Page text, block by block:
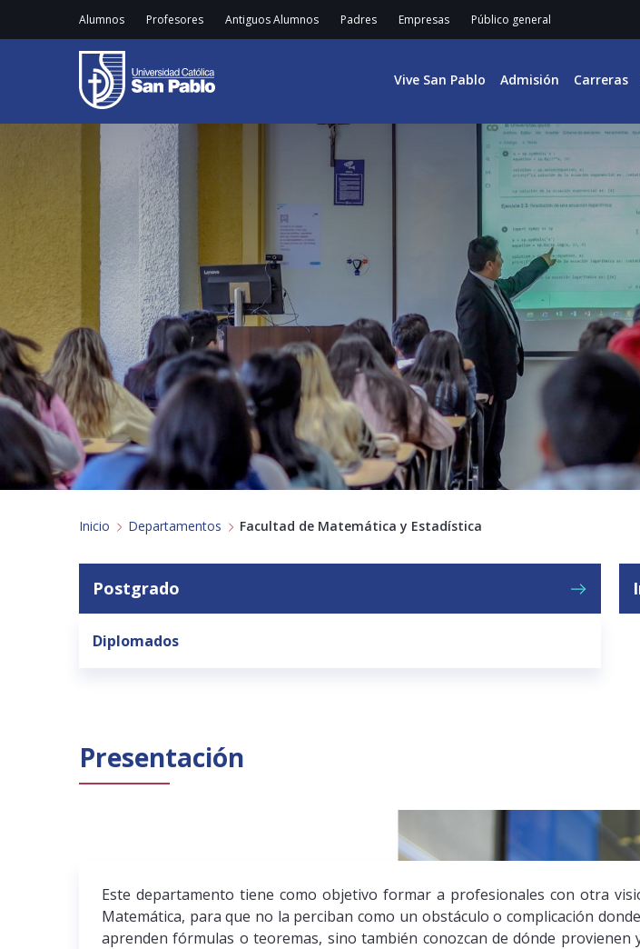
Alumnos Profesores Antiguos Alumnos Padres Empresas Público general
Vive San Pablo Admisión Carreras
Inicio Departamentos Facultad de Matemática y Estadística
Postgrado
Diplomados
Presentación
Este departamento tiene como objetivo formar a profesionales con otra
Matemática, para que no la perciban como un obstáculo o complicación
aprenden fórmulas o teoremas, sino también conozcan de dónde provienen